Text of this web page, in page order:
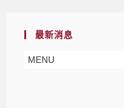
最新消息
MENU